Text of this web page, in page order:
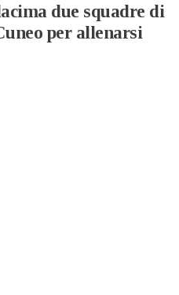
due squadre di
per allenarsi